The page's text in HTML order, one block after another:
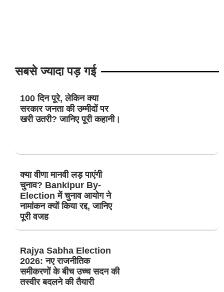
सबसे ज्यादा पड़ गई
100 दिन पूरे, लेकिन क्या
सरकार जनता की उम्मीदों पर
खरी उतरी? जानिए पूरी कहानी।
क्या वीणा मानवी लड़ पाएंगी
चुनाव? Bankipur By-
Election में चुनाव आयोग ने
नामांकन क्यों किया रद्द, जानिए
पूरी वजह
Rajya Sabha Election
2026: नए राजनीतिक
समीकरणों के बीच उच्च सदन की
तस्वीर बदलने की तैयारी